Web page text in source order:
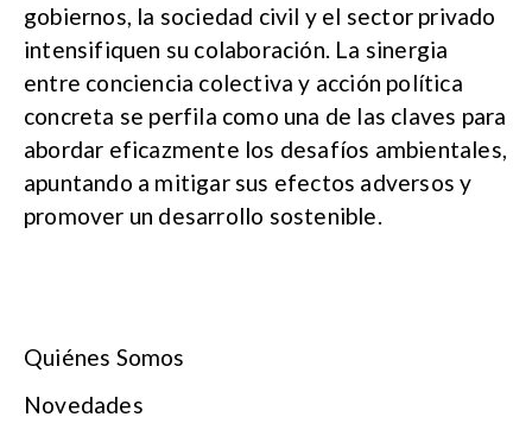
gobiernos, la sociedad civil y el sector privado
intensifiquen su colaboración. La sinergia
entre conciencia colectiva y acción política
concreta se perfila como una de las claves para
abordar eficazmente los desafíos ambientales,
apuntando a mitigar sus efectos adversos y
promover un desarrollo sostenible.
Quiénes Somos
Novedades